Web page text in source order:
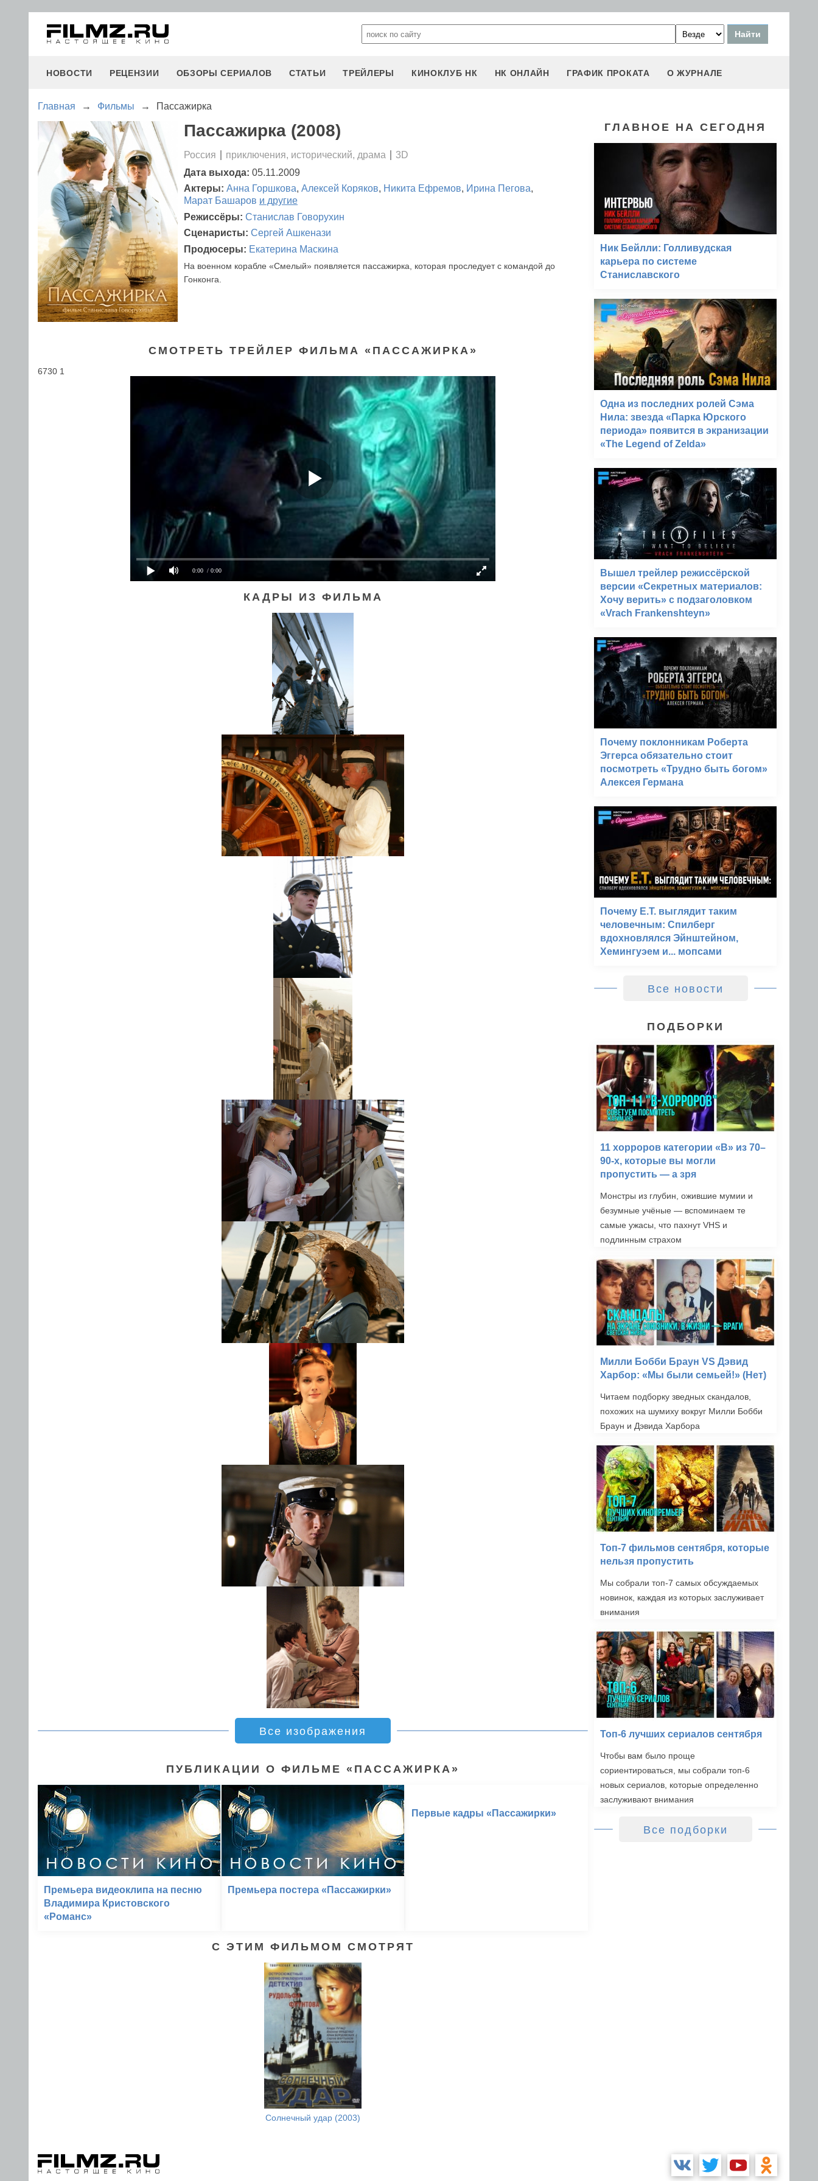
НОВОСТИ РЕЦЕНЗИИ ОБЗОРЫ СЕРИАЛОВ СТАТЬИ ТРЕЙЛЕРЫ КИНОКЛУБ НК НК ОНЛАЙН ГРАФИК ПРОКАТА О ЖУРНАЛЕ
Главная → Фильмы → Пассажирка
Пассажирка (2008)
Россия приключения, исторический, драма
3D
Дата выхода: 05.11.2009
Актеры: Анна Горшкова, Алексей Коряков, Никита Ефремов, Ирина Пегова,
Марат Башаров и другие
Режиссёры: Станислав Говорухин
Сценаристы: Сергей Ашкенази
Продюсеры: Екатерина Маскина
На военном корабле «Смелый» появляется пассажирка, которая проследует с командой до
Гонконга.
СМОТРЕТЬ ТРЕЙЛЕР ФИЛЬМА «ПАССАЖИРКА»
6730 1
0:00 / 0:00
КАДРЫ ИЗ ФИЛЬМА
Все изображения
ПУБЛИКАЦИИ О ФИЛЬМЕ «ПАССАЖИРКА»
Премьера видеоклипа на песню
Владимира Кристовского
«Романс»
Премьера постера «Пассажирки»
Первые кадры «Пассажирки»
С ЭТИМ ФИЛЬМОМ СМОТРЯТ
Солнечный удар (2003)
ГЛАВНОЕ НА СЕГОДНЯ
Ник Бейлли: Голливудская
карьера по системе
Станиславского
Одна из последних ролей Сэма
Нила: звезда «Парка Юрского
периода» появится в экранизации
«The Legend of Zelda»
Вышел трейлер режиссёрской
версии «Секретных материалов:
Хочу верить» с подзаголовком
«Vrach Frankenshteyn»
Почему поклонникам Роберта
Эггерса обязательно стоит
посмотреть «Трудно быть богом»
Алексея Германа
Почему E.T. выглядит таким
человечным: Спилберг
вдохновлялся Эйнштейном,
Хемингуэем и... мопсами
Все новости
ПОДБОРКИ
11 хорроров категории «B» из 70–
90-х, которые вы могли
пропустить — а зря
Монстры из глубин, ожившие мумии и
безумные учёные — вспоминаем те
самые ужасы, что пахнут VHS и
подлинным страхом
Милли Бобби Браун VS Дэвид
Харбор: «Мы были семьей!» (Нет)
Читаем подборку зведных скандалов,
похожих на шумиху вокруг Милли Бобби
Браун и Дэвида Харбора
Топ-7 фильмов сентября, которые
нельзя пропустить
Мы собрали топ-7 самых обсуждаемых
новинок, каждая из которых заслуживает
внимания
Топ-6 лучших сериалов сентября
Чтобы вам было проще
сориентироваться, мы собрали топ-6
новых сериалов, которые определенно
заслуживают внимания
Все подборки